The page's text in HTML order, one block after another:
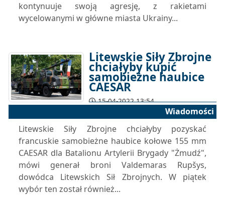
kontynuuje swoją agresję, z rakietami
wycelowanymi w główne miasta Ukrainy...
Litewskie Siły Zbrojne
chciałyby kupić
samobieżne haubice
CAESAR
15-04-2022 13:54
Wiadomości
Litewskie Siły Zbrojne chciałyby pozyskać
francuskie samobieżne haubice kołowe 155 mm
CAESAR dla Batalionu Artylerii Brygady "Żmudź",
mówi generał broni Valdemaras Rupšys,
dowódca Litewskich Sił Zbrojnych. W piątek
wybór ten został również...